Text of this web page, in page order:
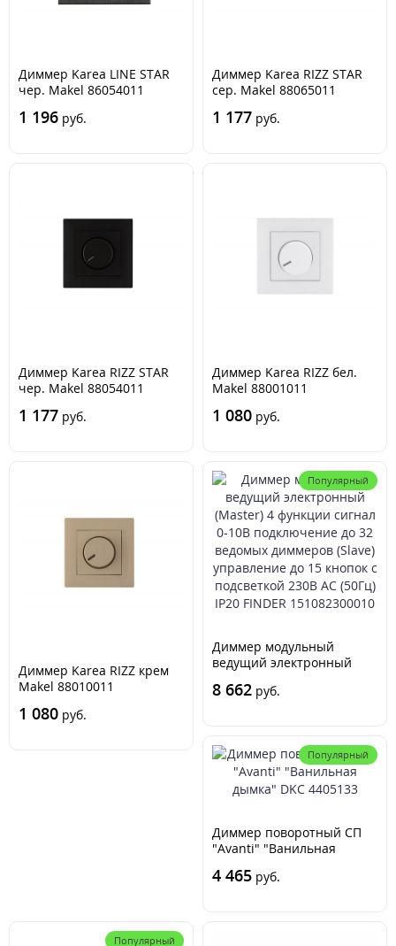
Диммер Karea LINE STAR
чер. Makel 86054011
1 196 руб.
Диммер Karea RIZZ STAR
сер. Makel 88065011
1 177 руб.
Диммер Karea RIZZ STAR
чер. Makel 88054011
1 177 руб.
Диммер Karea RIZZ бел.
Makel 88001011
1 080 руб.
Диммер Karea RIZZ крем
Makel 88010011
1 080 руб.
Популярный
Диммер модульный
ведущий электронный
0-10В подключение до 32
подсветкой 230В AC (50Гц)
IP20 FINDER 151082300010
8 662 руб.
Популярный
Диммер поворотный СП
"Avanti" "Ванильная
4 465 руб.
Популярный